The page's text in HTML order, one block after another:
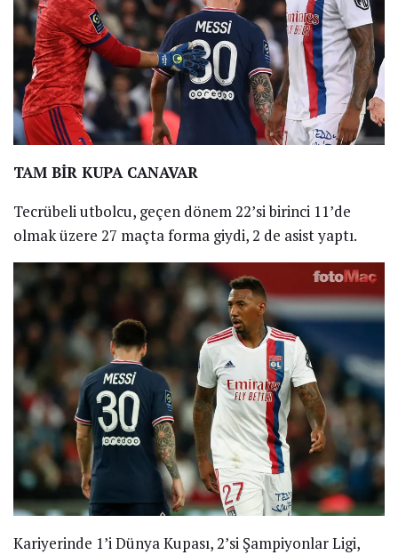
TAM BİR KUPA CANAVAR
Tecrübeli utbolcu, geçen dönem 22’si birinci 11’de
olmak üzere 27 maçta forma giydi, 2 de asist yaptı.
Kariyerinde 1’i Dünya Kupası, 2’si Şampiyonlar Ligi,